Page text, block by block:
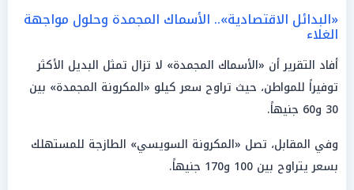
«البدائل الاقتصادية».. الأسماك المجمدة وحلول مواجهة
الغلاء
أفاد التقرير أن «الأسماك المجمدة» لا تزال تمثل البديل الأكثر
توفيراً للمواطن، حيث تراوح سعر كيلو «المكرونة المجمدة» بين
30 و60 جنيهاً.
وفي المقابل، تصل «المكرونة السويسي» الطازجة للمستهلك
بسعر يتراوح بين 100 و170 جنيهاً.